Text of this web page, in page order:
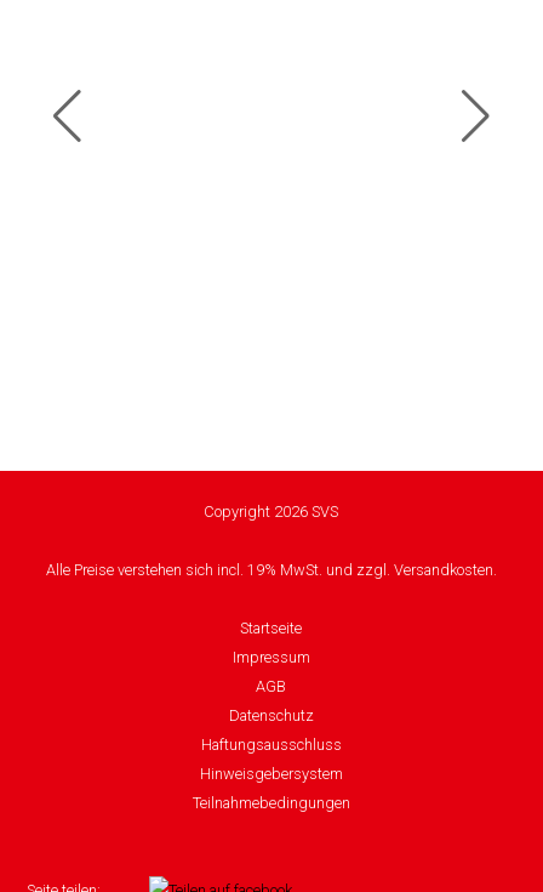
Copyright 2026 SVS
Alle Preise verstehen sich incl. 19% MwSt. und zzgl. Versandkosten.
Startseite
Impressum
AGB
Datenschutz
Haftungsausschluss
Hinweisgebersystem
Teilnahmebedingungen